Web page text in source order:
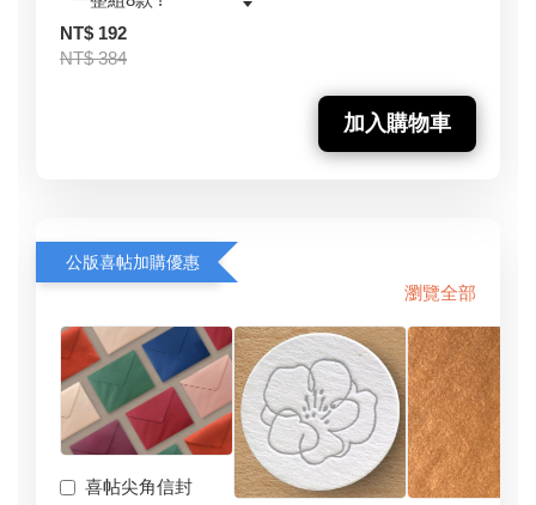
NT$ 192
NT$ 384
加入購物車
公版喜帖加購優惠
瀏覽全部
喜帖尖角信封